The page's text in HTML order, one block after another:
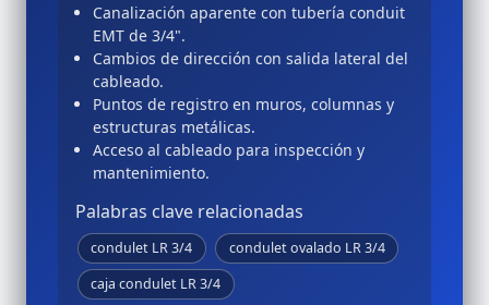
Canalización aparente con tubería conduit
EMT de 3/4".
Cambios de dirección con salida lateral del
cableado.
Puntos de registro en muros, columnas y
estructuras metálicas.
Acceso al cableado para inspección y
mantenimiento.
Palabras clave relacionadas
condulet LR 3/4
condulet ovalado LR 3/4
caja condulet LR 3/4